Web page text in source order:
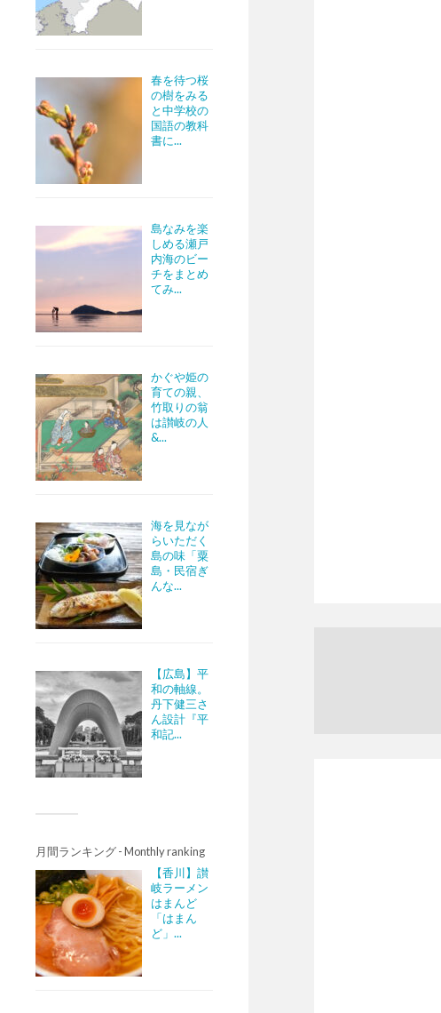
春を待つ桜
の樹をみる
と中学校の
国語の教科
書に...
島なみを楽
しめる瀬戸
内海のビー
チをまとめ
てみ...
かぐや姫の
育ての親、
竹取りの翁
は讃岐の人
&...
海を見なが
らいただく
島の味「粟
島・民宿ぎ
んな...
【広島】平
和の軸線。
丹下健三さ
ん設計『平
和記...
月間ランキング - Monthly ranking
【香川】讃
岐ラーメン
はまんど
「はまん
ど」...